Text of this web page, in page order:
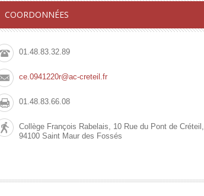
COORDONNÉES
01.48.83.32.89
ce.0941220r@ac-creteil.fr
01.48.83.66.08
Collège François Rabelais, 10 Rue du Pont de Créteil,
94100 Saint Maur des Fossés